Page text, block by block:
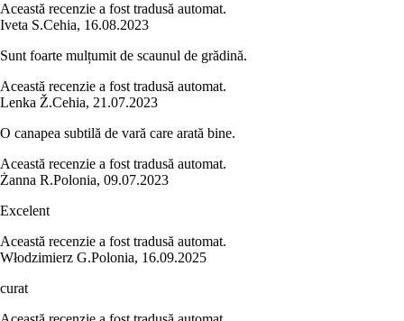
Această recenzie a fost tradusă automat.
Iveta S.Cehia, 16.08.2023
Sunt foarte mulțumit de scaunul de grădină.
Această recenzie a fost tradusă automat.
Lenka Ž.Cehia, 21.07.2023
O canapea subtilă de vară care arată bine.
Această recenzie a fost tradusă automat.
Żanna R.Polonia, 09.07.2023
Excelent
Această recenzie a fost tradusă automat.
Włodzimierz G.Polonia, 16.09.2025
curat